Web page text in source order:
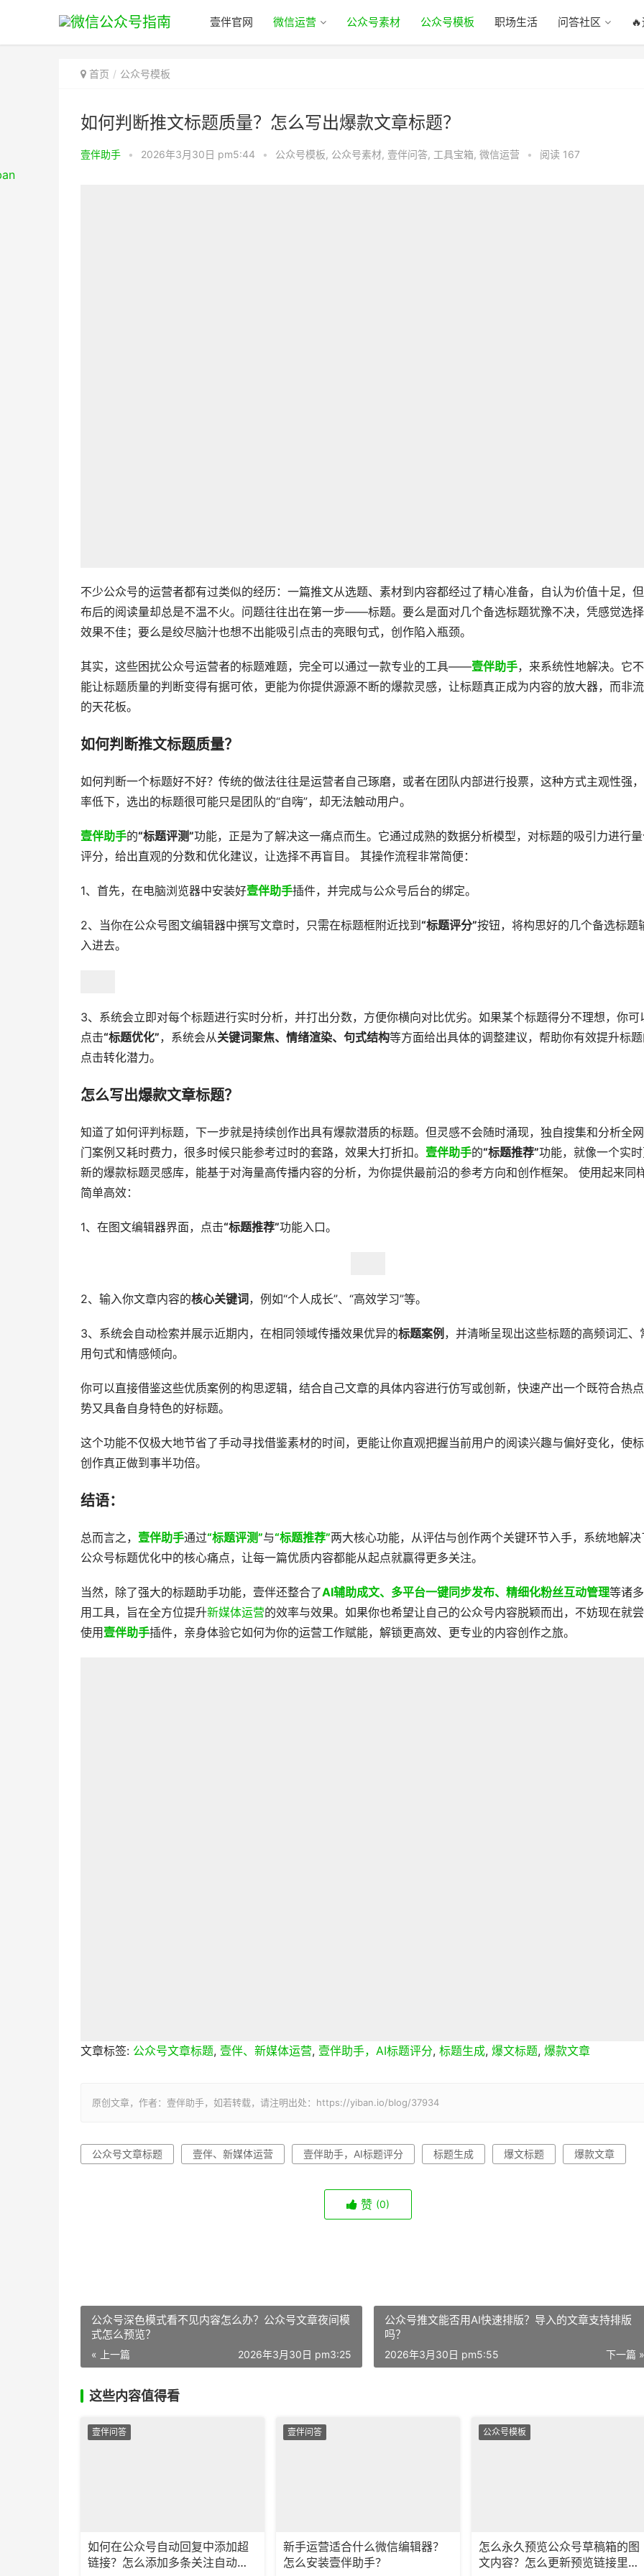
壹伴官网 微信运营 公众号素材 公众号模板 职场生活 问答社区
首页 公众号模板
如何判断推文标题质量？怎么写出爆款文章标题？
壹伴助手 • 2026年3月30日 pm5:44 • 公众号模板, 公众号素材, 壹伴问答, 工具宝箱, 微信运营 • 阅读 167
不少公众号的运营者都有过类似的经历：一篇推文从选题、素材到内容都经过了精心准备，自认为价值十足，
布后的阅读量却总是不温不火。问题往往出在第一步——标题。要么是面对几个备选标题犹豫不决，凭感觉选
效果不佳；要么是绞尽脑汁也想不出能吸引点击的亮眼句式，创作陷入瓶颈。
其实，这些困扰公众号运营者的标题难题，完全可以通过一款专业的工具——壹伴助手，来系统性地解决。它
能让标题质量的判断变得有据可依，更能为你提供源源不断的爆款灵感，让标题真正成为内容的放大器，而非
的天花板。
如何判断推文标题质量？
如何判断一个标题好不好？传统的做法往往是运营者自己琢磨，或者在团队内部进行投票，这种方式主观性强
率低下，选出的标题很可能只是团队的“自嗨”，却无法触动用户。
壹伴助手的“标题评测”功能，正是为了解决这一痛点而生。它通过成熟的数据分析模型，对标题的吸引力进行
评分，给出直观的分数和优化建议，让选择不再盲目。 其操作流程非常简便：
1、首先，在电脑浏览器中安装好壹伴助手插件，并完成与公众号后台的绑定。
2、当你在公众号图文编辑器中撰写文章时，只需在标题框附近找到 “标题评分”按钮，将构思好的几个备选标题
入进去。
3、系统会立即对每个标题进行实时分析，并打出分数，方便你横向对比优劣。如果某个标题得分不理想，你可
点击“标题优化”，系统会从关键词聚焦、情绪渲染、句式结构等方面给出具体的调整建议，帮助你有效提升标
点击转化潜力。
怎么写出爆款文章标题？
知道了如何评判标题，下一步就是持续创作出具有爆款潜质的标题。但灵感不会随时涌现，独自搜集和分析全
门案例又耗时费力，很多时候只能参考过时的套路，效果大打折扣。 壹伴助手的“标题推荐”功能，就像一个实
新的爆款标题灵感库，能基于对海量高传播内容的分析，为你提供最前沿的参考方向和创作框架。 使用起来同
简单高效：
1、在图文编辑器界面，点击“标题推荐”功能入口。
2、输入你文章内容的核心关键词 ，例如“个人成长”、“高效学习”等。
3、系统会自动检索并展示近期内，在相同领域传播效果优异的标题案例 ，并清晰呈现出这些标题的高频词汇、
用句式和情感倾向。
你可以直接借鉴这些优质案例的构思逻辑，结合自己文章的具体内容进行仿写或创新，快速产出一个既符合热
势又具备自身特色的好标题。
这个功能不仅极大地节省了手动寻找借鉴素材的时间，更能让你直观把握当前用户的阅读兴趣与偏好变化，使
创作真正做到事半功倍。
结语：
总而言之， 壹伴助手通过“标题评测”与“标题推荐”两大核心功能，从评估与创作两个关键环节入手，系统地解决
公众号标题优化中的核心痛点，让每一篇优质内容都能从起点就赢得更多关注。
当然，除了强大的标题助手功能，壹伴还整合了AI辅助成文、多平台一键同步发布、精细化粉丝互动管理等诸
用工具，旨在全方位提升新媒体运营的效率与效果。如果你也希望让自己的公众号内容脱颖而出，不妨现在就
使用壹伴助手插件，亲身体验它如何为你的运营工作赋能，解锁更高效、更专业的内容创作之旅。
文章标签: 公众号文章标题, 壹伴、新媒体运营, 壹伴助手，AI标题评分, 标题生成, 爆文标题, 爆款文章
原创文章，作者：壹伴助手，如若转载，请注明出处：https://yiban.io/blog/37934
公众号文章标题 壹伴、新媒体运营 壹伴助手，AI标题评分 标题生成 爆文标题 爆款文章
赞 (0)
公众号深色模式看不见内容怎么办？公众号文章夜间模
式怎么预览？
« 上一篇 2026年3月30日 pm3:25
公众号推文能否用AI快速排版？导入的文章支持排版
吗？
下一篇 »
2026年3月30日 pm5:55
这些内容值得看
壹伴问答
如何在公众号自动回复中添加超
链接？怎么添加多条关注自动回
壹伴问答
新手运营适合什么微信编辑器？
怎么安装壹伴助手？
公众号模板
怎么永久预览公众号草稿箱的图
文内容？怎么更新预览链接里的